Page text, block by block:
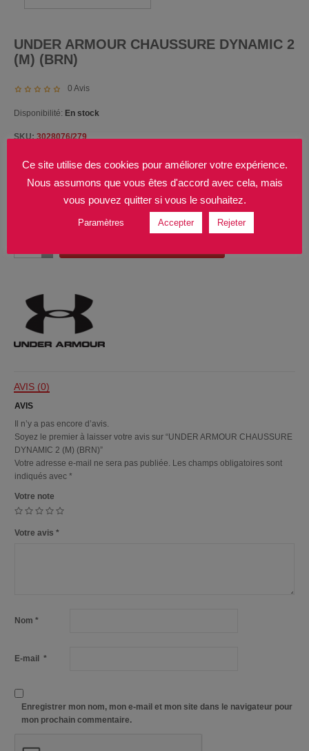
UNDER ARMOUR CHAUSSURE DYNAMIC 2
(M) (BRN)
0 Avis
Disponibilité: En stock
SKU:3028076/279
Taille
de
CHAUSSURE
DYNAMIC
(BRN)
AVIS (0)
AVIS
Il n’y a pas encore d’avis.
Soyez le premier à laisser votre avis sur “UNDER ARMOUR CHAUSSURE
DYNAMIC 2 (M) (BRN)”
Votre adresse e-mail ne sera pas publiée. Les champs obligatoires sont
indiqués avec *
Votre note
Votre avis *
Nom *
E-mail *
Enregistrer mon nom, mon e-mail et mon site dans le navigateur pour
mon prochain commentaire.
Ce site utilise des cookies pour améliorer votre expérience.
Nous assumons que vous êtes d'accord avec cela, mais
vous pouvez quitter si vous le souhaitez.
Paramètres Accepter Rejeter